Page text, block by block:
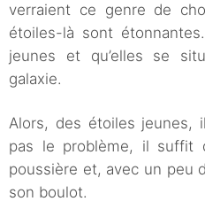
verraient ce genre de
étoiles-là sont
jeunes et qu’elles se
galaxie.
Alors, des étoiles jeunes,
pas le problème, il suffit
poussière et, avec un peu
son boulot.